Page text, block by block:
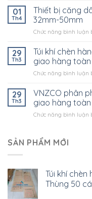
01
Th4
Thiết bị căng
32mm-50mm
Chức năng bình luận
29
Th3
Túi khí chèn
giao hàng
Chức năng bình luận
29
Th3
VNZCO phân
giao hàng
Chức năng bình luận
SẢN PHẨM MỚI
Túi khí
Thùng 50